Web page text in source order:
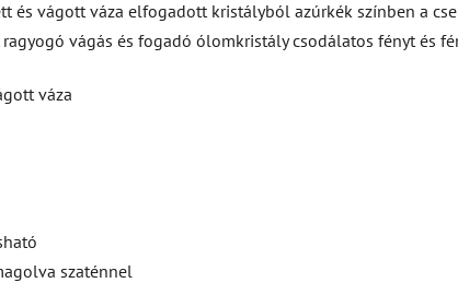
és vágott váza elfogadott kristályból azúrkék színben a
vágás és fogadó ólomkristály csodálatos fényt és
váza
szaténnel